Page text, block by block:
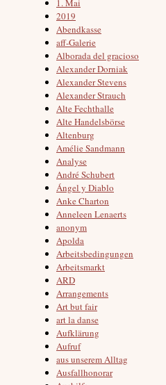
1. Mai
2019
Abendkasse
aff-Galerie
Alborada del gracioso
Alexander Dorniak
Alexander Stevens
Alexander Strauch
Alte Fechthalle
Alte Handelsbörse
Altenburg
Amélie Sandmann
Analyse
André Schubert
Ángel y Diablo
Anke Charton
Anneleen Lenaerts
anonym
Apolda
Arbeitsbedingungen
Arbeitsmarkt
ARD
Arrangements
Art but fair
art la danse
Aufklärung
Aufruf
aus unserem Alltag
Ausfallhonorar